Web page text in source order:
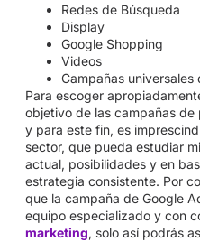
Redes de Búsqueda
Display
Google Shopping
Videos
Campañas universales
Para escoger
objetivo de las campañas
y para este fin, es
sector, que pueda estudiar
actual, posibilidades y en
estrategia consistente. Por
que la campaña de Google
equipo especializado y con
marketing, solo así podrás